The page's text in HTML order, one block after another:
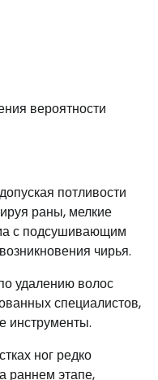
вероятности
потливости
раны, мелкие
с подсушивающим
чирья.
удалению волос
специалистов,
инструменты.
ног редко
раннем этапе,